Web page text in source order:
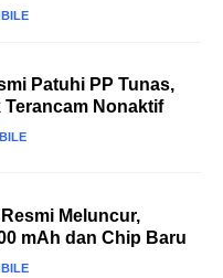
Patuhi PP Tunas,
Nonaktif
Resmi Meluncur,
mAh dan Chip Baru